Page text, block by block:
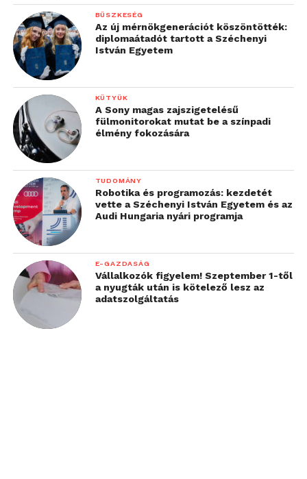
BÜSZKESÉG
Az új mérnökgenerációt köszöntötték:
diplomaátadót tartott a Széchenyi
István Egyetem
KÜTYÜK
A Sony magas zajszigetelésű
fülmonitorokat mutat be a színpadi
élmény fokozására
TUDOMÁNY
Robotika és programozás: kezdetét
vette a Széchenyi István Egyetem és az
Audi Hungaria nyári programja
E-GAZDASÁG
Vállalkozók figyelem! Szeptember 1-től
a nyugták után is kötelező lesz az
adatszolgáltatás